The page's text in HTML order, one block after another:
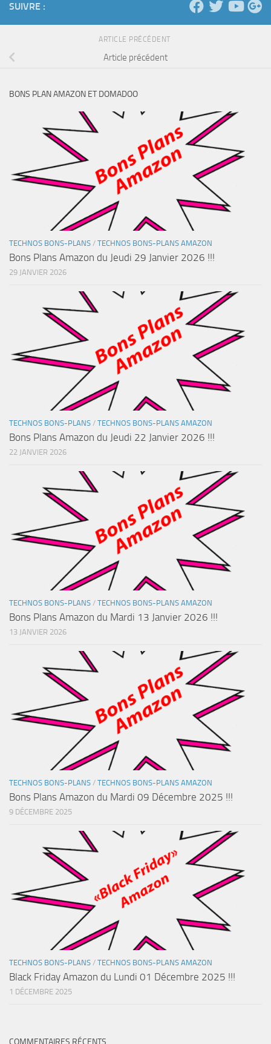
SUIVRE :
ARTICLE PRÉCÉDENT
Article précédent
BONS PLAN AMAZON ET DOMADOO
TECHNOS BONS-PLANS / TECHNOS BONS-PLANS AMAZON
Bons Plans Amazon du Jeudi 29 Janvier 2026 !!!
29 JANVIER 2026
TECHNOS BONS-PLANS / TECHNOS BONS-PLANS AMAZON
Bons Plans Amazon du Jeudi 22 Janvier 2026 !!!
22 JANVIER 2026
TECHNOS BONS-PLANS / TECHNOS BONS-PLANS AMAZON
Bons Plans Amazon du Mardi 13 Janvier 2026 !!!
13 JANVIER 2026
TECHNOS BONS-PLANS / TECHNOS BONS-PLANS AMAZON
Bons Plans Amazon du Mardi 09 Décembre 2025 !!!
9 DÉCEMBRE 2025
TECHNOS BONS-PLANS / TECHNOS BONS-PLANS AMAZON
Black Friday Amazon du Lundi 01 Décembre 2025 !!!
1 DÉCEMBRE 2025
COMMENTAIRES RÉCENTS